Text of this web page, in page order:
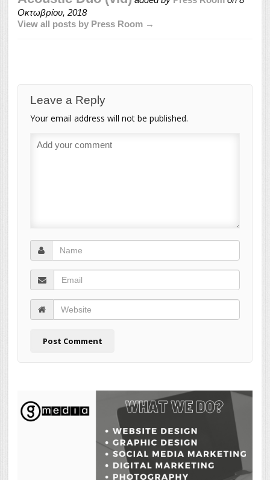
Οκτωβρίου, 2018
View all posts by Press Room →
Leave a Reply
Your email address will not be published.